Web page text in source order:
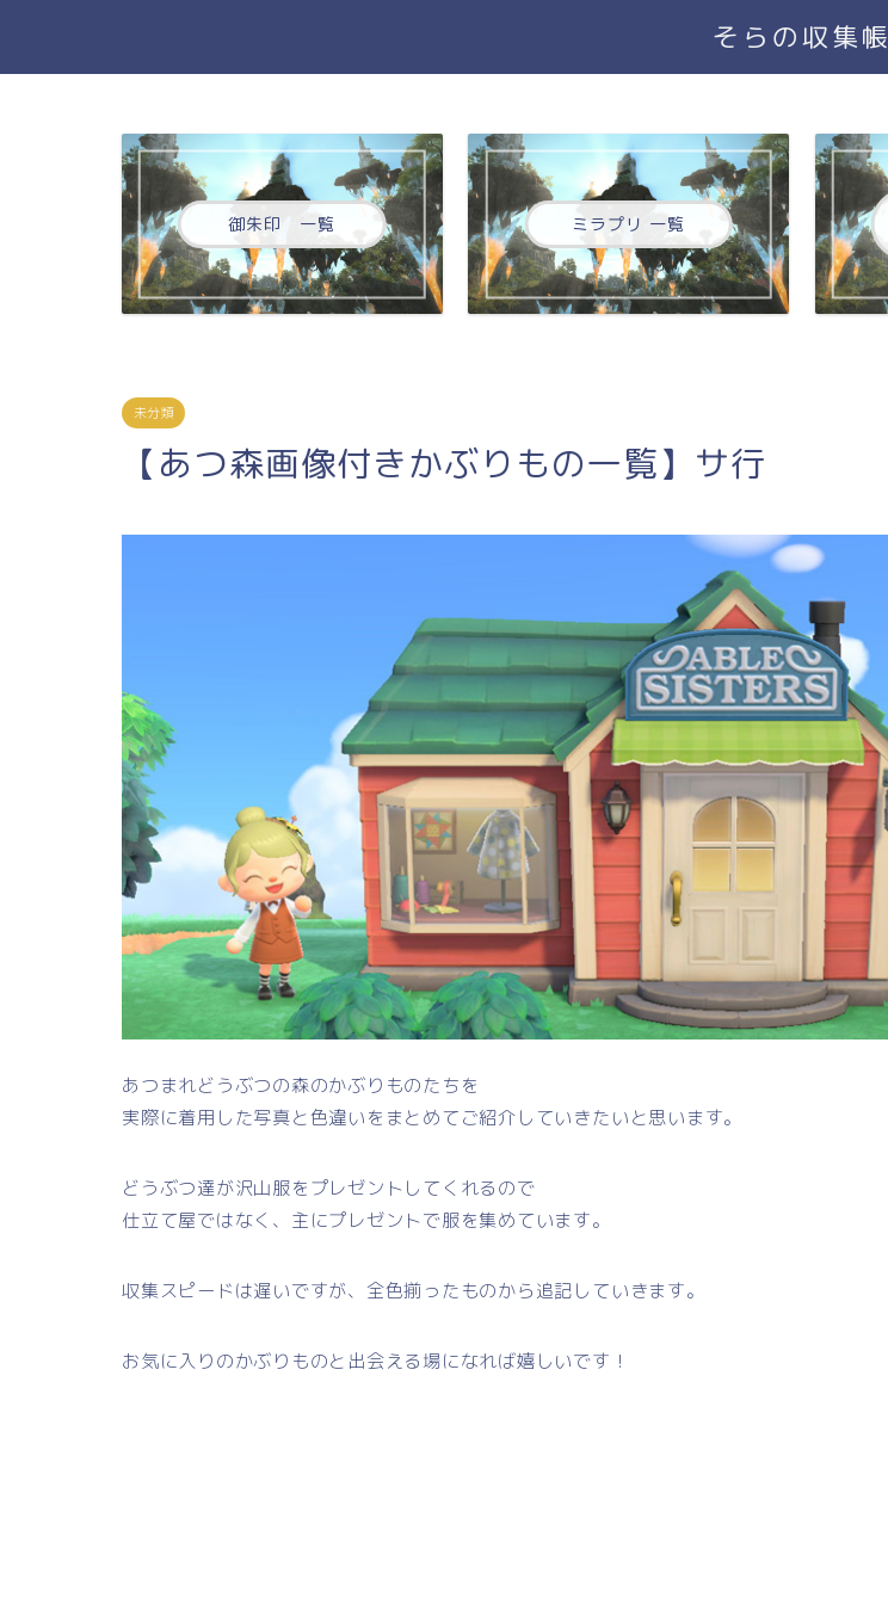
そらの収集帳
御朱印 一覧 ミラプリ 一覧
未分類
【あつ森画像付きかぶりもの一覧】サ行
あつまれどうぶつの森のかぶりものたちを
実際に着用した写真と色違いをまとめてご紹介していきたいと思います。
どうぶつ達が沢山服をプレゼントしてくれるので
仕立て屋ではなく、主にプレゼントで服を集めています。
収集スピードは遅いですが、全色揃ったものから追記していきます。
お気に入りのかぶりものと出会える場になれば嬉しいです！